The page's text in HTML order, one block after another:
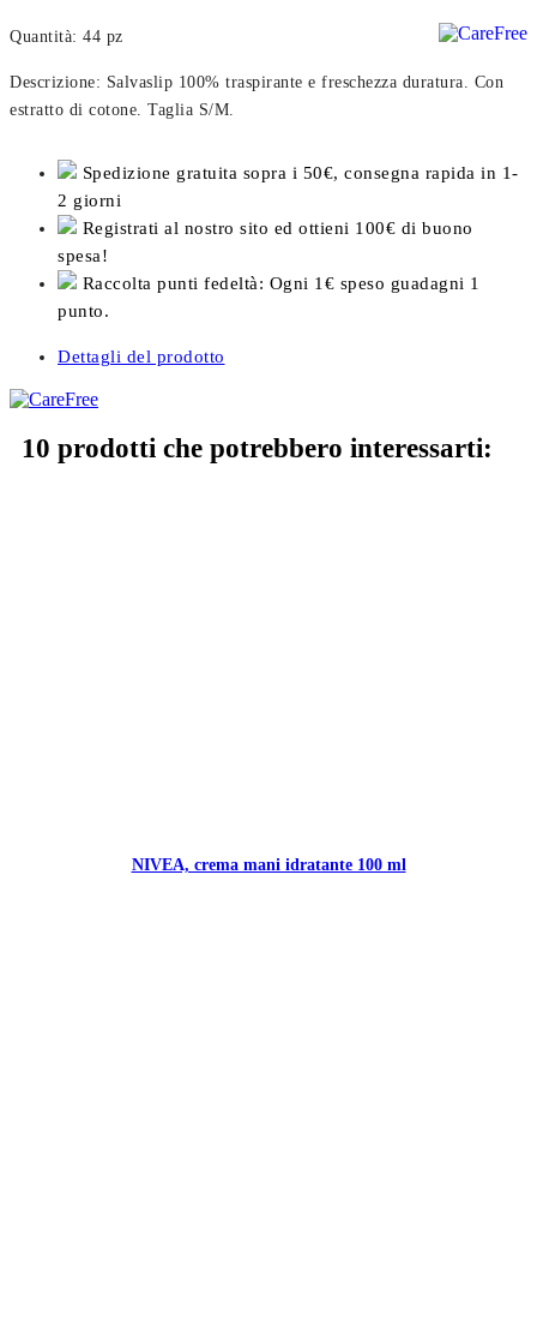
Quantità: 44 pz
Descrizione: Salvaslip 100% traspirante e freschezza duratura. Con
estratto di cotone. Taglia S/M.
Spedizione gratuita sopra i 50€, consegna rapida in 1-
2 giorni
Registrati al nostro sito ed ottieni 100€ di buono
spesa!
Raccolta punti fedeltà: Ogni 1€ speso guadagni 1
punto.
Dettagli del prodotto
10 prodotti che potrebbero interessarti:
NIVEA, crema mani idratante 100 ml